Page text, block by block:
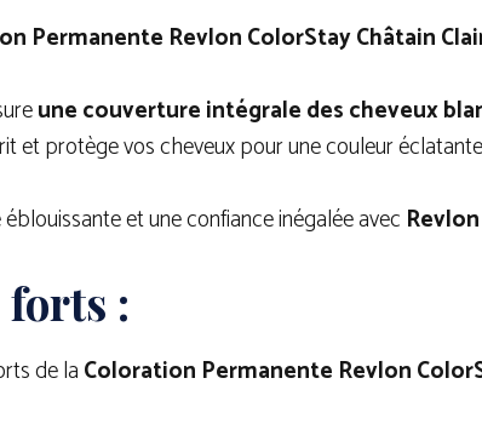
Permanente Revlon ColorStay Châtain
une couverture intégrale des cheveux
et protège vos cheveux pour une couleur
et une confiance inégalée avec
:
de laColoration Permanente Revlon